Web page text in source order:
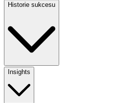
Historie sukcesu
Insights